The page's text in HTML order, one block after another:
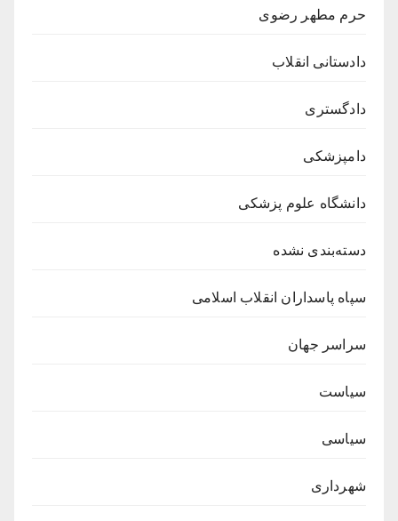
حرم مطهر رضوی
دادستانی انقلاب
دادگستری
دامپزشکی
دانشگاه علوم پزشکی
دسته‌بندی نشده
سپاه پاسداران انقلاب اسلامی
سراسر جهان
سیاست
سیاسی
شهرداری